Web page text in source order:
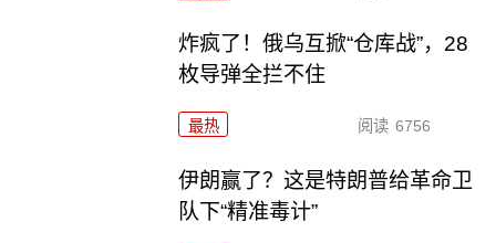
炸疯了！俄乌互掀“仓库战”，28
枚导弹全拦不住
最热 阅读 6756
伊朗赢了？这是特朗普给革命卫
队下“精准毒计”